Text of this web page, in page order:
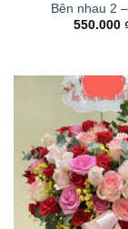
Bên nhau 2
550.000